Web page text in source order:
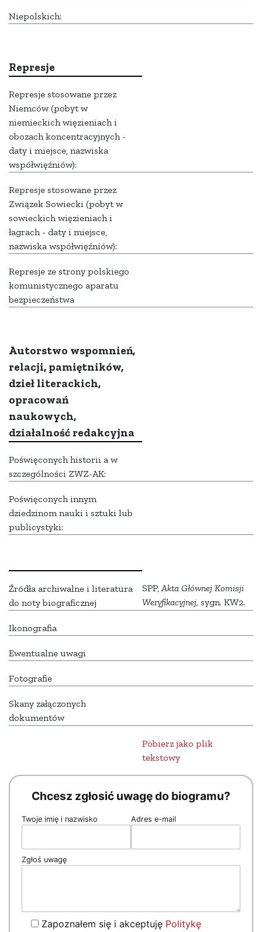
Niepolskich:
Represje
Represje stosowane przez
Niemców (pobyt w
niemieckich więzieniach i
obozach koncentracyjnych -
daty i miejsce, nazwiska
współwięźniów):
Represje stosowane przez
Związek Sowiecki (pobyt w
sowieckich więzieniach i
łagrach - daty i miejsce,
nazwiska współwięźniów):
Represje ze strony polskiego
komunistycznego aparatu
bezpieczeństwa
Autorstwo wspomnień,
relacji, pamiętników,
dzieł literackich,
opracowań
naukowych,
działalność redakcyjna
Poświęconych historii a w
szczególności ZWZ-AK:
Poświęconych innym
dziedzinom nauki i sztuki lub
publicystyki:
Źródła archiwalne i literatura
do noty biograficznej
SPP,Akta Głównej Komisji
Weryfikacyjnej, sygn. KW2.
Ikonografia
Ewentualne uwagi
Fotografie
Skany załączonych
dokumentów
Pobierz jako plik
tekstowy
Chcesz zgłosić uwagę do biogramu?
Twoje imię i nazwisko Adres e-mail
Zgłoś uwagę
Zapoznałem się i akceptuję Politykę